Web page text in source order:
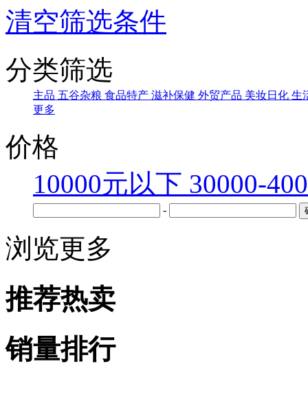
清空筛选条件
分类筛选
主品 五谷杂粮 食品特产 滋补保健 外贸产品 美妆日化 生
更多
价格
10000元以下 30000-
-
浏览更多
推荐热卖
销量排行